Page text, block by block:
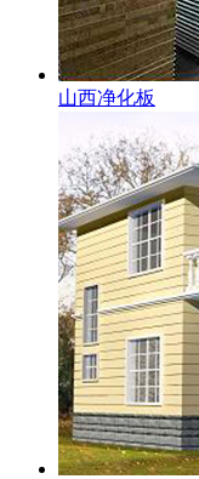
山西净化板